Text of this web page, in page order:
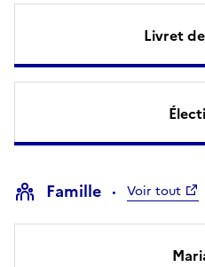
Livret
Famille Voir tout